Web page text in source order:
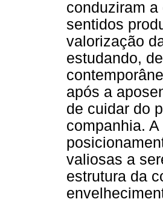
conduziram
sentidos
valorização
estudando,
após a
de cuidar do
companhia.
valiosas a
estrutura da